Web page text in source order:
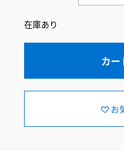
在庫あり
カー
お